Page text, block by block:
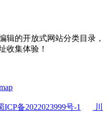
辑的开放式网站分类目录，
收集体验！
ICP备2022023999号-1
川